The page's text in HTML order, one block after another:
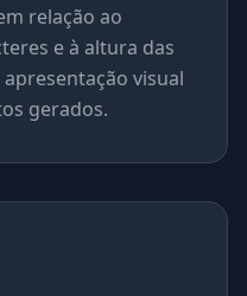
relação ao
e à altura das
visual
gerados.